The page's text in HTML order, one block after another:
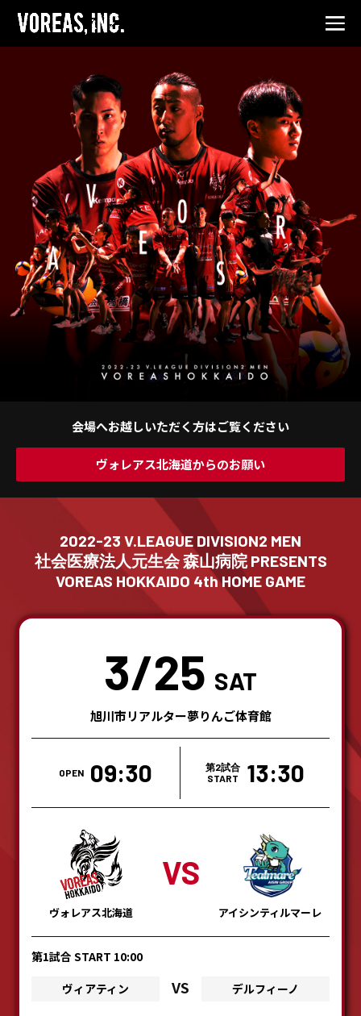
会場へお越しいただく方はご覧ください
ヴォレアス北海道からのお願い
2022-23 V.LEAGUE DIVISION2 MEN
社会医療法人元生会 森山病院 PRESENTS
VOREAS HOKKAIDO 4th HOME GAME
3/25 SAT
旭川市リアルター夢りんご体育館
OPEN 09:30
第2試合
START
13:30
ヴォレアス北海道
VS
アイシンティルマーレ
第1試合 START 10:00
ヴィアティン
VS デルフィーノ